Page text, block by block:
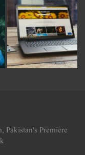
Premiere